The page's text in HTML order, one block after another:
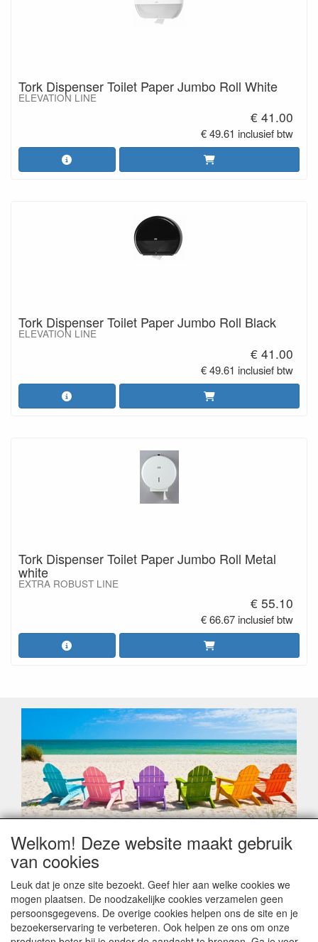
Tork Dispenser Toilet Paper Jumbo Roll White
ELEVATION LINE
€ 41.00
€ 49.61 inclusief btw
Tork Dispenser Toilet Paper Jumbo Roll Black
ELEVATION LINE
€ 41.00
€ 49.61 inclusief btw
Tork Dispenser Toilet Paper Jumbo Roll Metal
white
EXTRA ROBUST LINE
€ 55.10
€ 66.67 inclusief btw
Geachte klant,
Zoals elk jaar zorgt de verlofperiode, naast een hoop
leveringsproblemen.
Sommige fabrikanten sluiten of werken met een
vakantiebezetting.
Bestellingen die vanaf +/- 15 juli geplaatst worden kunnen
Welkom! Deze website maakt gebruik
van cookies
Leuk dat je onze site bezoekt. Geef hier aan welke cookies we
mogen plaatsen. De noodzakelijke cookies verzamelen geen
persoonsgegevens. De overige cookies helpen ons de site en je
bezoekerservaring te verbeteren. Ook helpen ze ons om onze